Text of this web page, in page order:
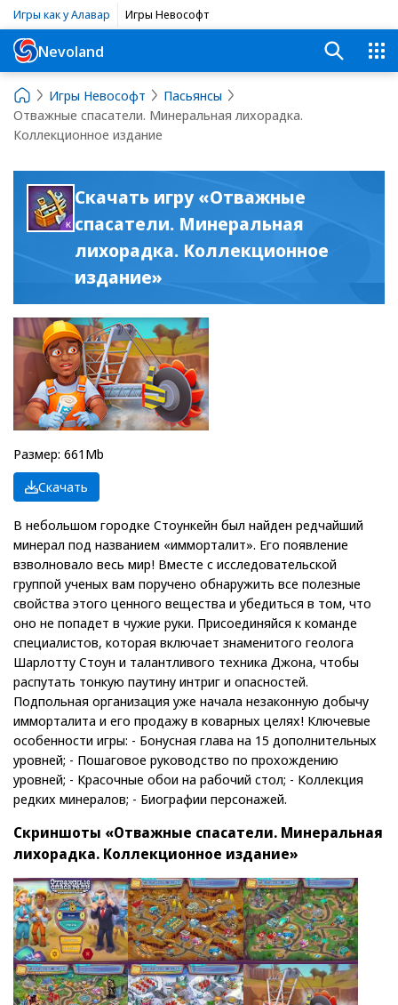
Игры как у Алавар Игры Невософт
Nevoland
Игры Невософт
Пасьянсы
Отважные спасатели. Минеральная лихорадка.
Коллекционное издание
Скачать игру «Отважные
спасатели. Минеральная
лихорадка. Коллекционное
издание»
Размер: 661Mb
Скачать
В небольшом городке Стоункейн был найден редчайший
минерал под названием «имморталит». Его появление
взволновало весь мир! Вместе с исследовательской
группой ученых вам поручено обнаружить все полезные
свойства этого ценного вещества и убедиться в том, что
оно не попадет в чужие руки. Присоединяйся к команде
специалистов, которая включает знаменитого геолога
Шарлотту Стоун и талантливого техника Джона, чтобы
распутать тонкую паутину интриг и опасностей.
Подпольная организация уже начала незаконную добычу
имморталита и его продажу в коварных целях! Ключевые
особенности игры: - Бонусная глава на 15 дополнительных
уровней; - Пошаговое руководство по прохождению
уровней; - Красочные обои на рабочий стол; - Коллекция
редких минералов; - Биографии персонажей.
Скриншоты «Отважные спасатели. Минеральная
лихорадка. Коллекционное издание»